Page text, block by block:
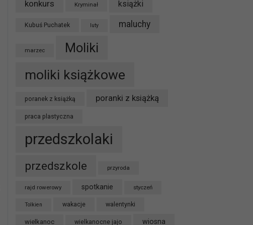
konkurs Kryminał książki
Kubuś Puchatek luty maluchy
marzec Moliki
moliki książkowe
poranek z książką poranki z książką
praca plastyczna
przedszkolaki
przedszkole przyroda
rajd rowerowy spotkanie styczeń
Tolkien wakacje walentynki
wielkanoc wielkanocne jajo wiosna